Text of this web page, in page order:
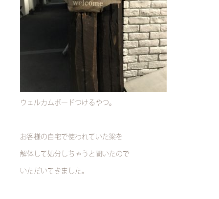
ウェルカムボードつけるやつ。
お客様の自宅で使われていた梁を
解体して処分しちゃうと聞いたので
いただいてきました。